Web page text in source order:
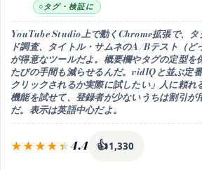
得意なこと
長文でも自然で読みやすい文章・トーン調整
使い方
Web/アプリ・構成と本文を相談
料金の内訳
無料 / Pro 月20ドル / Max 月100ドル〜（
おすすめ用途
タグ・検証に
YouTube Studio上で動くChrome拡張で、
ド調査、タイトル・サムネのA/Bテスト（ど
が得意なツールだよ。概要欄やタグの定型を
たびの手間も減らせるんだ。vidIQと並ぶ定
クリックされるか実際に試したい」人に頼れ
機能を試せて、登録者が少ないうちは割引が
だ。表示は英語中心だよ。
4.4 👍1,330